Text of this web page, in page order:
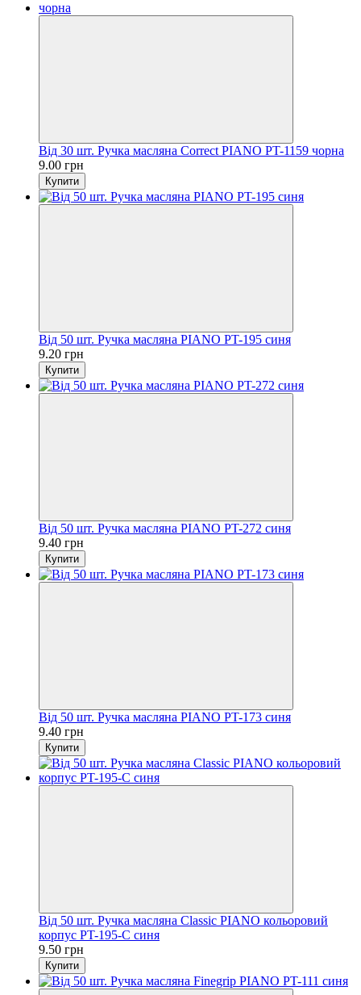
Від 30 шт. Ручка масляна Correct PIANO PT-1159 чорна
9.00 грн
Купити
Від 50 шт. Ручка масляна PIANO PT-195 синя
9.20 грн
Купити
Від 50 шт. Ручка масляна PIANO PT-272 синя
9.40 грн
Купити
Від 50 шт. Ручка масляна PIANO PT-173 синя
9.40 грн
Купити
Від 50 шт. Ручка масляна Classic PIANO кольоровий
корпус PT-195-C синя
9.50 грн
Купити